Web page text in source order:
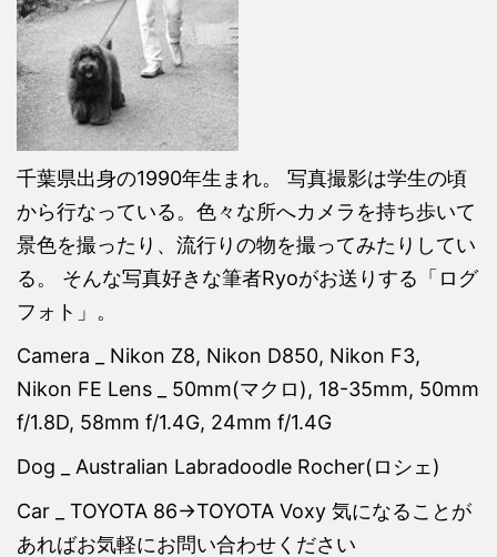
千葉県出身の1990年生まれ。 写真撮影は学生の頃
から行なっている。色々な所へカメラを持ち歩いて
景色を撮ったり、流行りの物を撮ってみたりしてい
る。 そんな写真好きな筆者Ryoがお送りする「ログ
フォト」。
Camera _ Nikon Z8, Nikon D850, Nikon F3,
Nikon FE Lens _ 50mm(マクロ), 18-35mm, 50mm
f/1.8D, 58mm f/1.4G, 24mm f/1.4G
Dog _ Australian Labradoodle Rocher(ロシェ)
Car _ TOYOTA 86→TOYOTA Voxy 気になることが
あればお気軽にお問い合わせください